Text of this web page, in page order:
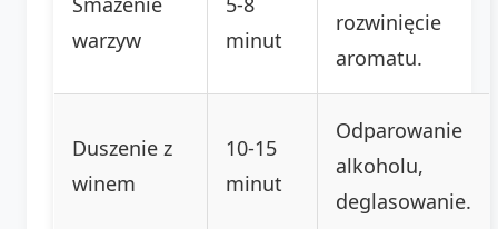
warzyw
minut
rozwinięcie
aromatu.
Duszenie z
winem
10-15
minut
Odparowanie
alkoholu,
deglasowanie.